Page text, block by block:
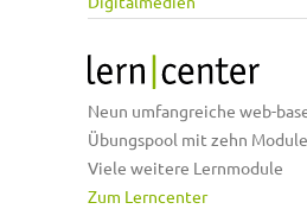
Neun umfangreiche web-
Übungspool mit zehn
Viele weitere Lernmodule
Zum Lerncenter